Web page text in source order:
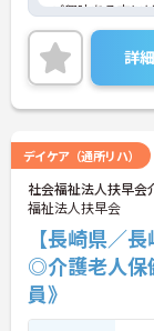
ご興味ある方に
詳細をお話しい
い。
詳
デイケア（通所リハ）
社会福祉法人扶早
福祉法人扶早会
【長崎県／
◎介護老人保
員》